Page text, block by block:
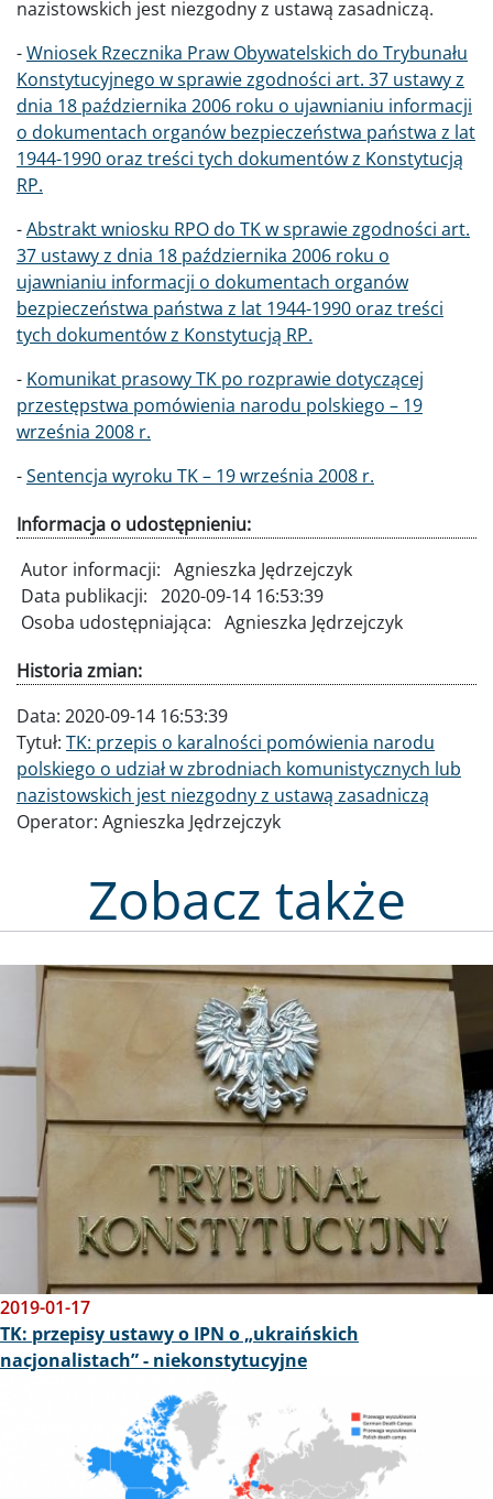
nazistowskich jest niezgodny z ustawą zasadniczą.
-Wniosek Rzecznika Praw Obywatelskich do Trybunału
Konstytucyjnego w sprawie zgodności art. 37 ustawy z
dnia 18 października 2006 roku o ujawnianiu informacji
o dokumentach organów bezpieczeństwa państwa z lat
1944-1990 oraz treści tych dokumentów z Konstytucją
RP.
-Abstrakt wniosku RPO do TK w sprawie zgodności art.
37 ustawy z dnia 18 października 2006 roku o
ujawnianiu informacji o dokumentach organów
bezpieczeństwa państwa z lat 1944-1990 oraz treści
tych dokumentów z Konstytucją RP.
- Komunikat prasowy TK po rozprawie dotyczącej
przestępstwa pomówienia narodu polskiego – 19
września 2008 r.
-Sentencja wyroku TK – 19 września 2008 r.
Informacja o udostępnieniu:
Autor informacji: Agnieszka Jędrzejczyk
Data publikacji: 2020-09-14 16:53:39
Osoba udostępniająca: Agnieszka Jędrzejczyk
Historia zmian:
Data: 2020-09-14 16:53:39
Tytuł: TK: przepis o karalności pomówienia narodu
polskiego o udział w zbrodniach komunistycznych lub
nazistowskich jest niezgodny z ustawą zasadniczą
Operator: Agnieszka Jędrzejczyk
Zobacz także
Obraz
2019-01-17
TK: przepisy ustawy o IPN o „ukraińskich
nacjonalistach” - niekonstytucyjne